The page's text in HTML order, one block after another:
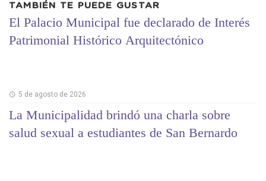
TAMBIÉN TE PUEDE GUSTAR
El Palacio Municipal fue declarado de Interés
Patrimonial Histórico Arquitectónico
5 de agosto de 2026
La Municipalidad brindó una charla sobre
salud sexual a estudiantes de San Bernardo